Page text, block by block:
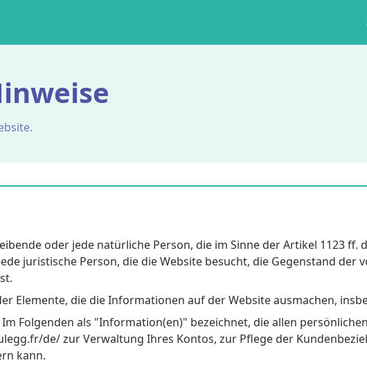
oder jede natürliche Person, die im Sinne der Artikel 1123 ff.
juristische Person, die die Website besucht, die Gegenstand der
Elemente, die die Informationen auf der Website ausmachen,
Im Folgenden als "Information(en)" bezeichnet, die allen
de/ zur Verwaltung Ihres Kontos, zur Pflege der
kann.